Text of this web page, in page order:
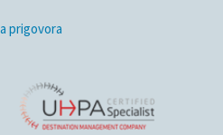
prigovora